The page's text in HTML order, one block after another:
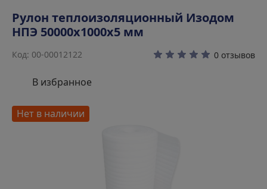
Рулон теплоизоляционный Изодом
НПЭ 50000х1000х5 мм
Код: 00-00012122 0 отзывов
В избранное
Нет в наличии